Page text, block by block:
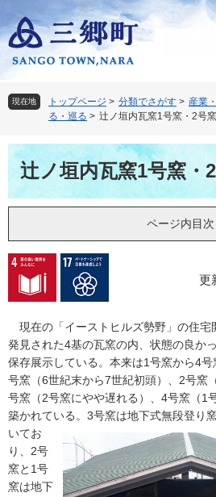
ー
ジ
頭
で
。
ニ
ュ
飛
ば
て
現在地 トップページ > 分類でさがす > 産業
る・巡る > 辻ノ垣内瓦窯1号窯・2号窯
本
文辻ノ垣内瓦窯1号窯・
ページ内目次
更
現在の「イーストヒルズ勢野」の住宅
発見された4基の瓦窯の内、状態の良か
保存展示している。本来は1号窯から4
号窯（6世紀末から7世紀初頭）、2号窯
号窯（2号窯にやや遅れる）、4号窯（1
築かれている。3号窯は地下式無段登り
いてお
り、2号
窯と1号
窯は地下